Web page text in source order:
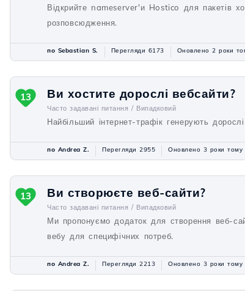
Відкрийте nameserver'и Hostico для пакетів
розповсюдження.
по Sebastian S. Перегляди 6173 Оновлено 2 роки
Ви хостите дорослі вебсайти?
Часто задавані питання / Випадковий
Найбільший інтернет-трафік генерують
13
по Andrea Z. Перегляди 2955 Оновлено 3 роки тому
Ви створюєте веб-сайти?
Часто задавані питання / Випадковий
Ми пропонуємо додаток для створення веб-
вебу для специфічних потреб.
13
по Andrea Z. Перегляди 2213 Оновлено 3 роки тому